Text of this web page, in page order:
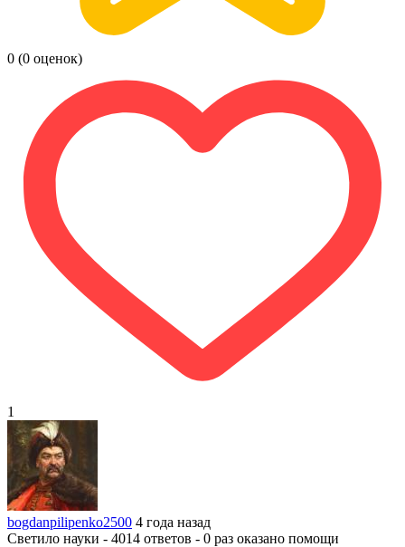
0 (0 оценок)
1
bogdanpilipenko2500 4 года назад
Светило науки - 4014 ответов - 0 раз оказано помощи